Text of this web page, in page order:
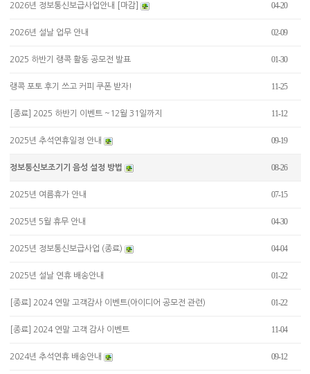
2026년 정보통신보급사업안내 [마감] 04-20
2026년 설날 업무 안내 02-09
2025 하반기 랭콕 활동 공모전 발표 01-30
랭콕 포토 후기 쓰고 커피 쿠폰 받자! 11-25
[종료] 2025 하반기 이벤트 ~12월 31일까지 11-12
2025년 추석연휴일정 안내 09-19
정보통신보조기기 음성 설정 방법 08-26
2025년 여름휴가 안내 07-15
2025년 5월 휴무 안내 04-30
2025년 정보통신보급사업 (종료) 04-04
2025년 설날 연휴 배송안내 01-22
[종료] 2024 연말 고객감사 이벤트(아이디어 공모전 관련) 01-22
[종료] 2024 연말 고객 감사 이벤트 11-04
2024년 추석연휴 배송안내 09-12